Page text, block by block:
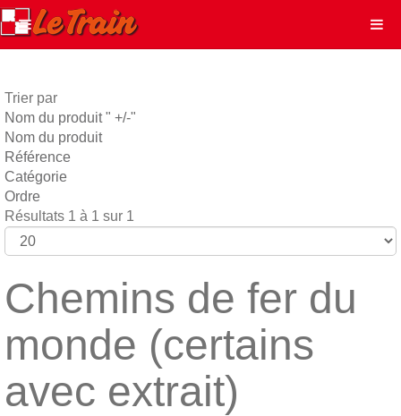
Trier par
Nom du produit " +/-"
Nom du produit
Référence
Catégorie
Ordre
Résultats 1 à 1 sur 1
Chemins de fer du
monde (certains
avec extrait)